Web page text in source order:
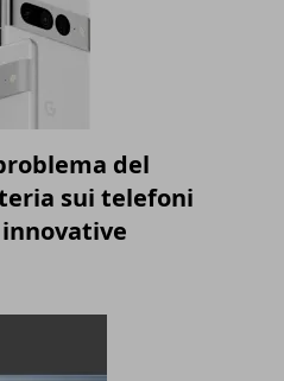
del
sui telefoni